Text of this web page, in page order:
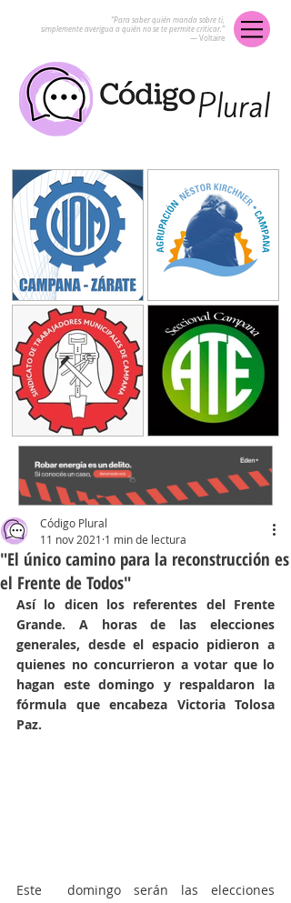
“Para saber quién manda sobre ti,
simplemente averigua a quién no se te permite criticar.”
― Voltaire
"El único camino para la reconstrucción es
el Frente de Todos"
Código Plural
11 nov 2021 1 min de lectura
Así lo dicen los referentes del Frente
Grande. A horas de las elecciones
generales, desde el espacio pidieron a
quienes no concurrieron a votar que lo
hagan este domingo y respaldaron la
fórmula que encabeza Victoria Tolosa
Paz.
Este  domingo serán las elecciones